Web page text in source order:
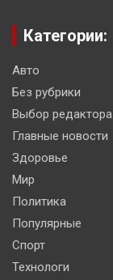
Категории:
Авто
Без рубрики
Выбор редактора
Главные новости
Здоровье
Мир
Политика
Популярные
Спорт
Технологи